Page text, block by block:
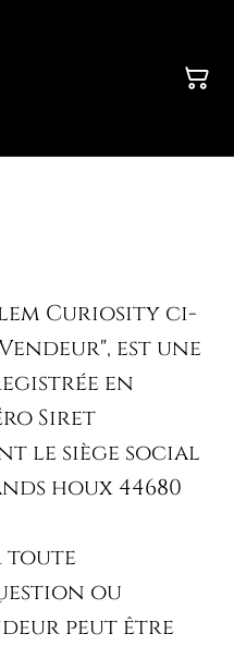
Curiosity ci-
est une
en
Siret
le siège social
houx 44680
toute
ou
peut être